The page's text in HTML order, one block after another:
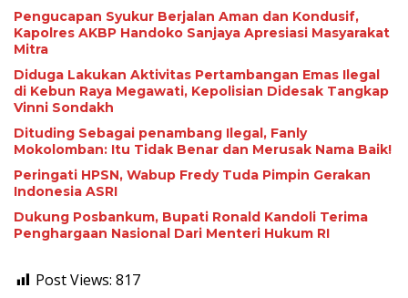
Pengucapan Syukur Berjalan Aman dan Kondusif,
Kapolres AKBP Handoko Sanjaya Apresiasi Masyarakat
Mitra
Diduga Lakukan Aktivitas Pertambangan Emas Ilegal
di Kebun Raya Megawati, Kepolisian Didesak Tangkap
Vinni Sondakh
Dituding Sebagai penambang Ilegal, Fanly
Mokolomban: Itu Tidak Benar dan Merusak Nama Baik!
Peringati HPSN, Wabup Fredy Tuda Pimpin Gerakan
Indonesia ASRI
Dukung Posbankum, Bupati Ronald Kandoli Terima
Penghargaan Nasional Dari Menteri Hukum RI
Post Views: 817